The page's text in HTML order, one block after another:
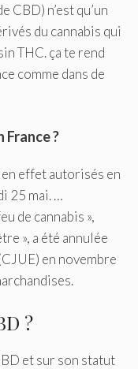
CBD) n’est qu’un
du cannabis qui
THC. ça te rend
comme dans de
France ?
effet autorisés en
25 mai. …
de cannabis »,
», a été annulée
en novembre
?
et sur son statut